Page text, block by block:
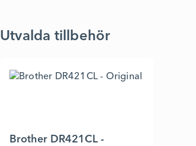
Utvalda tillbehör
Brother DR421CL -